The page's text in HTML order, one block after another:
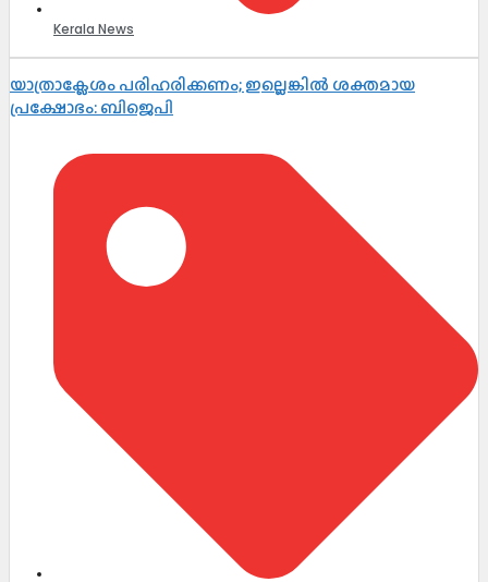
Kerala News
യാത്രാക്ലേശം പരിഹരിക്കണം; ഇല്ലെങ്കിൽ ശക്തമായ
പ്രക്ഷോഭം: ബിജെപി